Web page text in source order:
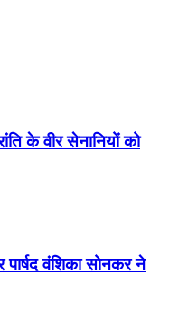
के वीर सेनानियों को
वंशिका सोनकर ने